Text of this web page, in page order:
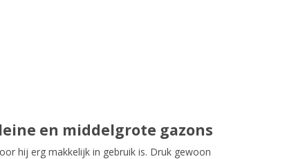
en middelgrote gazons
hij erg makkelijk in gebruik is. Druk gewoon